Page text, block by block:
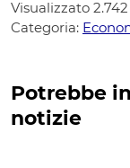
Visualizzato 2.742
Categoria:
Potrebbe
notizie